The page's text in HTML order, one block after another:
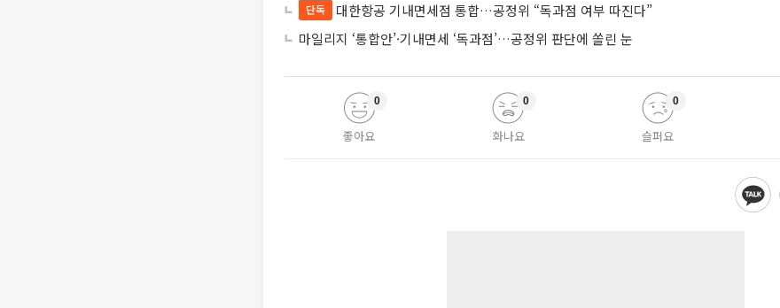
단독
대한항공 기내면세점 통합…공정위 “독과점 여부 따진다”
마일리지 ‘통합안’·기내면세 ‘독과점’…공정위 판단에 쏠린 눈
좋아요
0
화나요
0
슬퍼요
0